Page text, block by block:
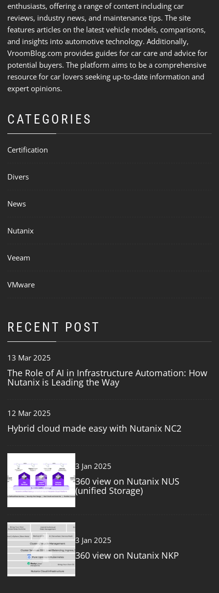
enthusiasts, offering a range of content including car
reviews, industry news, and maintenance tips. The site
features articles on the latest vehicle models, comparisons,
and insights into automotive technology. Additionally,
VroomBlog.com provides guides for car care and advice for
potential buyers. The platform aims to be a comprehensive
resource for car lovers seeking up-to-date information and
expert opinions.
CATEGORIES
Certification
Divers
News
Nutanix
Veeam
VMware
RECENT POST
13 Mar 2025
The Role of AI in Infrastructure Automation: How
Nutanix is Leading the Way
12 Mar 2025
Hybrid cloud made easy with Nutanix NC2
3 3 Jan 2025
360 view on Nutanix NUS
(unified Storage)
4 3 Jan 2025
360 view on Nutanix NKP